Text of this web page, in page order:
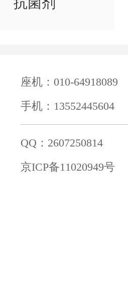
座机：010-64918089
手机：13552445604
QQ：2607250814
京ICP备11020949号